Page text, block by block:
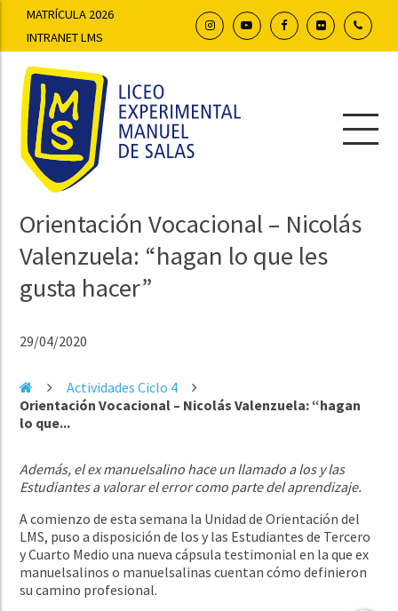
MATRÍCULA 2026
INTRANET LMS
Orientación Vocacional – Nicolás
Valenzuela: “hagan lo que les
gusta hacer”
29/04/2020
Actividades Ciclo 4
Orientación Vocacional – Nicolás Valenzuela: “hagan
lo que...
Además, el ex manuelsalino hace un llamado a los y las
Estudiantes a valorar el error como parte del aprendizaje.
A comienzo de esta semana la Unidad de Orientación del
LMS, puso a disposición de los y las Estudiantes de Tercero
y Cuarto Medio una nueva cápsula testimonial en la que ex
manuelsalinos o manuelsalinas cuentan cómo definieron
su camino profesional.